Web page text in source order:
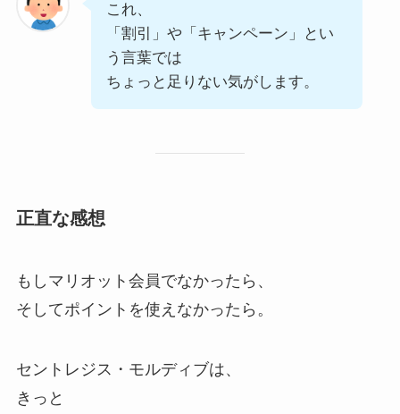
これ、
「割引」や「キャンペーン」とい
う言葉では
ちょっと足りない気がします。
正直な感想
もしマリオット会員でなかったら、
そしてポイントを使えなかったら。
セントレジス・モルディブは、
きっと